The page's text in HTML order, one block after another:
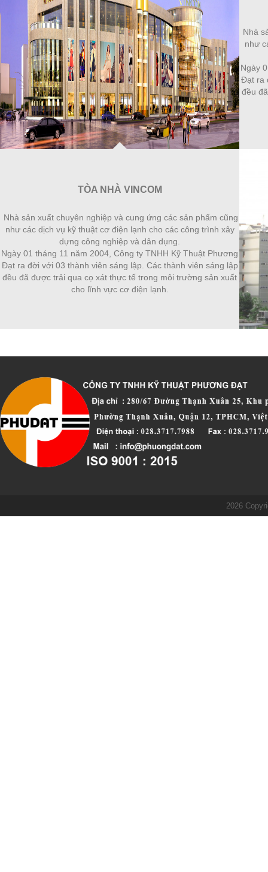
TÒA NHÀ VINCOM
Nhà sản xuất chuyên nghiệp và cung ứng các sản phẩm cũng
như các dịch vụ kỹ thuật cơ điện lạnh cho các công trình xây
dựng công nghiệp và dân dụng.
Ngày 01 tháng 11 năm 2004, Công ty TNHH Kỹ Thuật Phương
Đạt ra đời với 03 thành viên sáng lập. Các thành viên sáng lập
đều đã được trải qua cọ xát thực tế trong môi trường sản xuất
cho lĩnh vực cơ điện lạnh.
Nhà
như
Ngày
Đạt ra
đều
2026